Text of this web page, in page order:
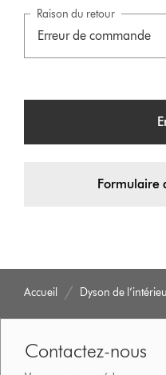
Raison du retour
Formulaire
Accueil Dyson de
Contactez-nous